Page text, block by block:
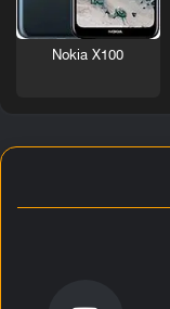
Nokia X100